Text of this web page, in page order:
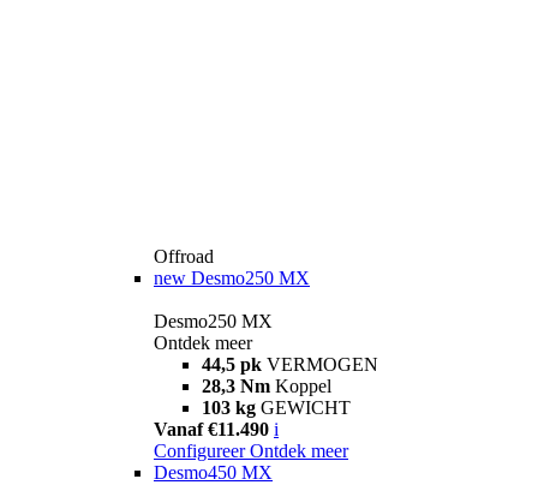
Offroad
new Desmo250 MX
Desmo250 MX
Ontdek meer
44,5 pk VERMOGEN
28,3 Nm Koppel
103 kg GEWICHT
Vanaf €11.490 i
Configureer Ontdek meer
Desmo450 MX